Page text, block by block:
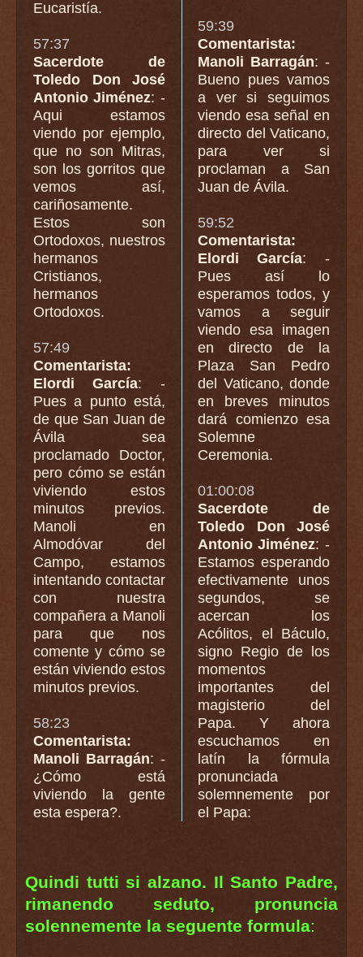
Eucaristía.
57:37
Sacerdote de
Toledo Don José
Antonio Jiménez: -
Aqui estamos
viendo por ejemplo,
que no son Mitras,
son los gorritos que
vemos así,
cariñosamente.
Estos son
Ortodoxos, nuestros
hermanos
Cristianos,
hermanos
Ortodoxos.
57:49
Comentarista:
Elordi García: -
Pues a punto está,
de que San Juan de
Ávila sea
proclamado Doctor,
pero cómo se están
viviendo estos
minutos previos.
Manoli en
Almodóvar del
Campo, estamos
intentando contactar
con nuestra
compañera a Manoli
para que nos
comente y cómo se
están viviendo estos
minutos previos.
58:23
Comentarista:
Manoli Barragán: -
¿Cómo está
viviendo la gente
esta espera?.
59:39
Comentarista:
Manoli Barragán: -
Bueno pues vamos
a ver si seguimos
viendo esa señal en
directo del Vaticano,
para ver si
proclaman a San
Juan de Ávila.
59:52
Comentarista:
Elordi García: -
Pues así lo
esperamos todos, y
vamos a seguir
viendo esa imagen
en directo de la
Plaza San Pedro
del Vaticano, donde
en breves minutos
dará comienzo esa
Solemne
Ceremonia.
01:00:08
Sacerdote de
Toledo Don José
Antonio Jiménez: -
Estamos esperando
efectivamente unos
segundos, se
acercan los
Acólitos, el Báculo,
signo Regio de los
momentos
importantes del
magisterio del
Papa. Y ahora
escuchamos en
latín la fórmula
pronunciada
solemnemente por
el Papa:
Quindi tutti si alzano. Il Santo Padre,
rimanendo seduto, pronuncia
solennemente la seguente formula: